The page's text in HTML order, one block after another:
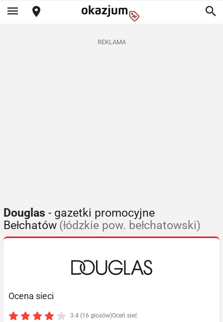
REKLAMA
Douglas - gazetki promocyjne
Bełchatów (łódzkie pow. bełchatowski)
Ocena sieci
3.4 (16 głosów)Oceń sieć